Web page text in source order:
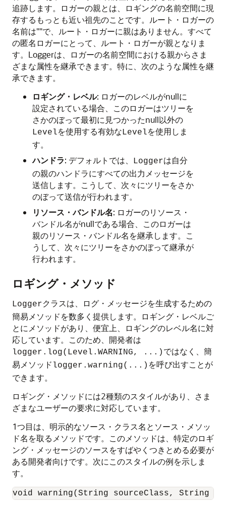
追跡します。ロガーの親とは、ロギングの名前空間に現
存するもっとも近い祖先のことです。ルート・ロガーの
名前は""で、ルート・ロガーに親はありません。すべて
の匿名ロガーにとって、ルート・ロガーが親となりま
す。Loggerは、ロガーの名前空間における親からさま
ざまな属性を継承できます。特に、次のような属性を継
承できます。
ロギング・レベル: ロガーのレベルがnullに
設定されている場合、このロガーはツリーを
さかのぼって最初に見つかったnull以外の
Levelを使用する有効なLevelを使用しま
す。
ハンドラ: デフォルトでは、 Loggerは自分
の親のハンドラにすべての出力メッセージを
送信します。こうして、次々にツリーをさか
のぼって送信が行われます。
リソース・バンドル名: ロガーのリソース・
バンドル名がnullである場合、このロガーは
親のリソース・バンドル名を継承します。こ
うして、次々にツリーをさかのぼって継承が
行われます。
ロギング・メソッド
Loggerクラスは、ログ・メッセージを生成するための
簡易メソッドを数多く提供します。ロギング・レベルご
とにメソッドがあり、便宜上、ロギングのレベル名に対
応しています。このため、開発者は
logger.log(Level.WARNING, ...) ではなく、簡
易メソッド logger.warning(...) を呼び出すことが
できます。
ロギング・メソッドには2種類のスタイルがあり、さま
ざまなユーザーの要求に対応しています。
1つ目は、明示的なソース・クラス名とソース・メソッ
ド名を取るメソッドです。このメソッドは、特定のロギ
ング・メッセージのソースをすばやくつきとめる必要が
ある開発者向けです。次にこのスタイルの例を示しま
す。
void warning(String sourceClass, String